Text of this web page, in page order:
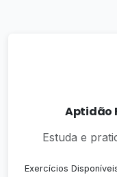
Aptidão
Estuda e
Exercícios